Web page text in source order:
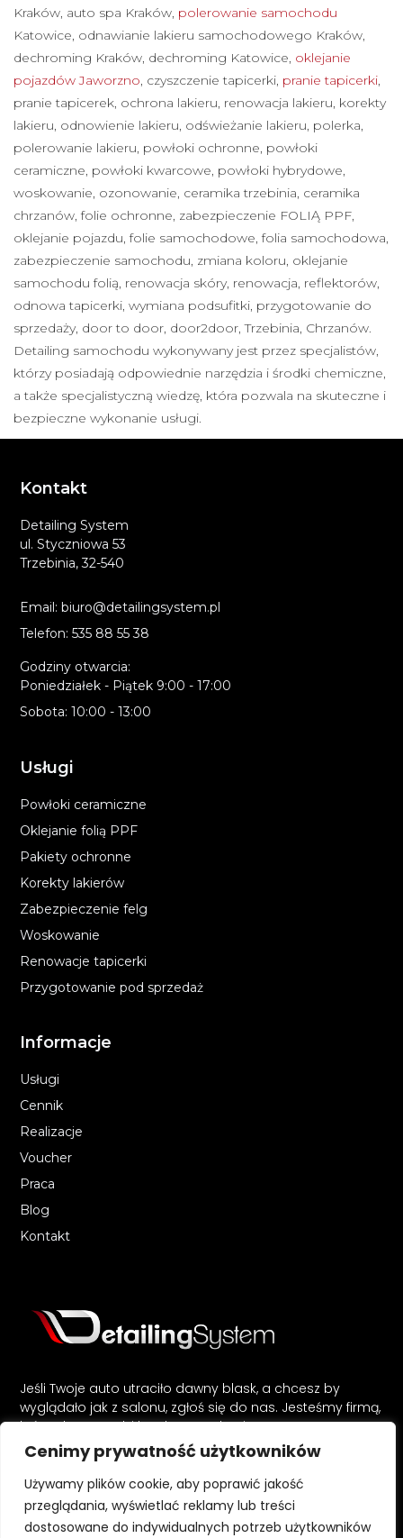
Cenimy prywatność użytkowników
Używamy plików cookie, aby poprawić jakość
przeglądania, wyświetlać reklamy lub treści
dostosowane do indywidualnych potrzeb użytkowników
Kraków, auto spa Kraków, polerowanie samochodu
Katowice, odnawianie lakieru samochodowego Kraków,
dechroming Kraków, dechroming Katowice, oklejanie
pojazdów Jaworzno, czyszczenie tapicerki, pranie tapicerki,
pranie tapicerek, ochrona lakieru, renowacja lakieru, korekty
lakieru, odnowienie lakieru, odświeżanie lakieru, polerka,
polerowanie lakieru, powłoki ochronne, powłoki
ceramiczne, powłoki kwarcowe, powłoki hybrydowe,
woskowanie, ozonowanie, ceramika trzebinia, ceramika
chrzanów, folie ochronne, zabezpieczenie FOLIĄ PPF,
oklejanie pojazdu, folie samochodowe, folia samochodowa,
zabezpieczenie samochodu, zmiana koloru, oklejanie
samochodu folią, renowacja skóry, renowacja, reflektorów,
odnowa tapicerki, wymiana podsufitki, przygotowanie do
sprzedaży, door to door, door2door, Trzebinia, Chrzanów.
Detailing samochodu wykonywany jest przez specjalistów,
którzy posiadają odpowiednie narzędzia i środki chemiczne,
a także specjalistyczną wiedzę, która pozwala na skuteczne i
bezpieczne wykonanie usługi.
Jeśli Twoje auto utraciło dawny blask, a chcesz by
wyglądało jak z salonu, zgłoś się do nas. Jesteśmy firmą,
która doprowadzi każde auto do nienagannego stanu,
zarówno od strony wnętrza jak i lakieru. Kompleksowa
kosmetyka auta w naszym wydaniu sprawi, że Twój
pojazd będzie lśnił jak nowy.
Informacje
Usługi
Cennik
Realizacje
Voucher
Praca
Blog
Kontakt
Usługi
Powłoki ceramiczne
Oklejanie folią PPF
Pakiety ochronne
Korekty lakierów
Zabezpieczenie felg
Woskowanie
Renowacje tapicerki
Przygotowanie pod sprzedaż
Kontakt
Detailing System
ul. Styczniowa 53
Trzebinia, 32-540
Email: biuro@detailingsystem.pl
Telefon: 535 88 55 38
Godziny otwarcia:
Poniedziałek - Piątek 9:00 - 17:00
Sobota: 10:00 - 13:00